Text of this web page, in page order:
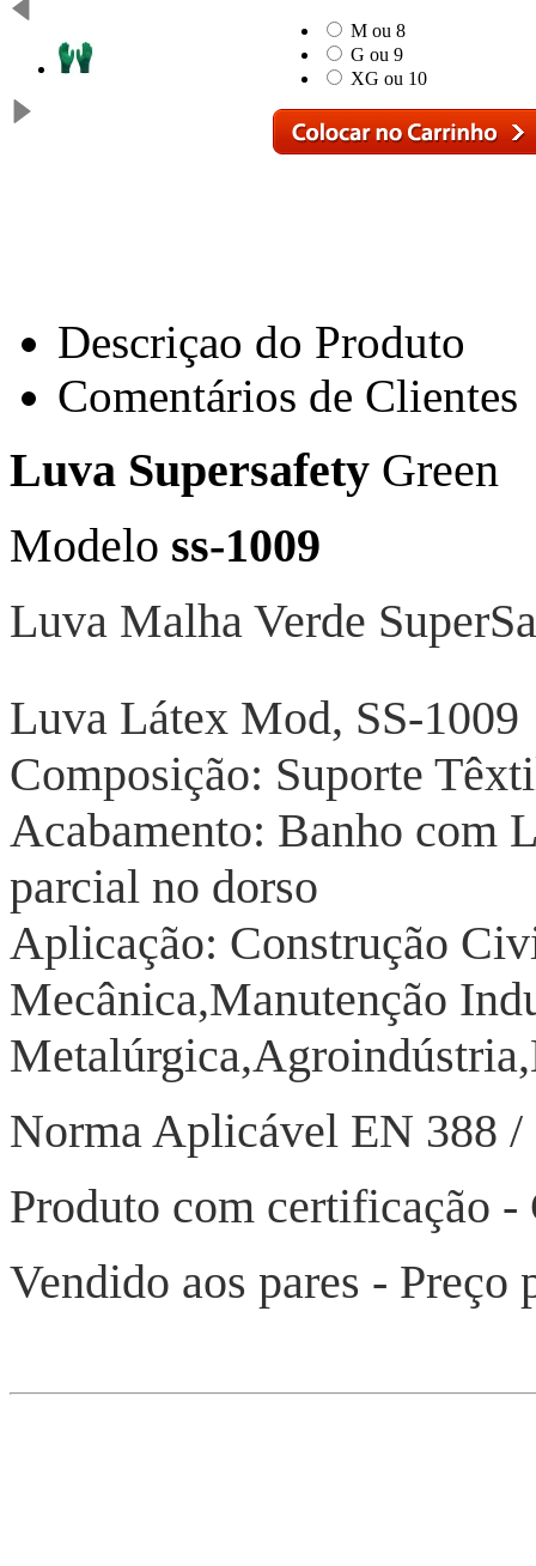
M ou 8
G ou 9
XG ou 10
Descriçao do Produto
Comentários de Clientes
Luva Supersafety Green
Modelo ss-1009
Luva Malha Verde
Luva Látex Mod, SS-1009
Composição: Suporte
Acabamento: Banho com
parcial no dorso
Aplicação: Construção
Mecânica,Manutenção
Norma Aplicável EN 388 /
Produto com certificação
Vendido aos pares - Preço